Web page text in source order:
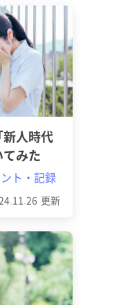
更新
人時代
みた
ト・記録